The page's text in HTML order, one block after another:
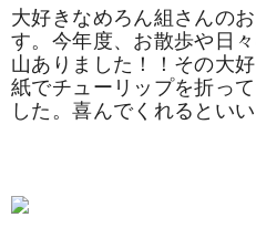
大好きなめろん組さんの
す。今年度、お散歩や日
山ありました！！その大
紙でチューリップを折っ
した。喜んでくれるとい